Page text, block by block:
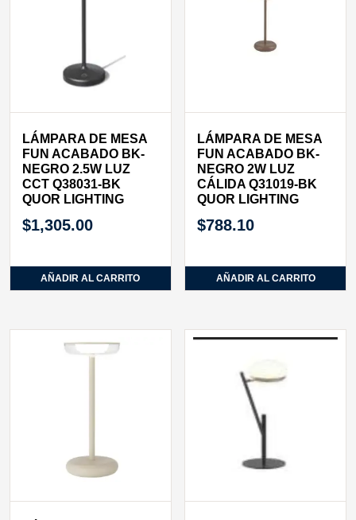
LÁMPARA DE MESA
FUN ACABADO BK-
NEGRO 2.5W LUZ
CCT Q38031-BK
QUOR LIGHTING
$1,305.00
AÑADIR AL CARRITO
LÁMPARA DE MESA
FUN ACABADO BK-
NEGRO 2W LUZ
CÁLIDA Q31019-BK
QUOR LIGHTING
$788.10
AÑADIR AL CARRITO